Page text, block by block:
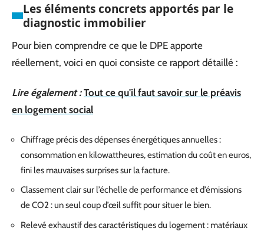
Les éléments concrets apportés par le
diagnostic immobilier
Pour bien comprendre ce que le DPE apporte
réellement, voici en quoi consiste ce rapport détaillé :
Lire également : Tout ce qu'il faut savoir sur le préavis
en logement social
Chiffrage précis des dépenses énergétiques annuelles :
consommation en kilowattheures, estimation du coût en euros,
fini les mauvaises surprises sur la facture.
Classement clair sur l’échelle de performance et d’émissions
de CO2 : un seul coup d’œil suffit pour situer le bien.
Relevé exhaustif des caractéristiques du logement : matériaux